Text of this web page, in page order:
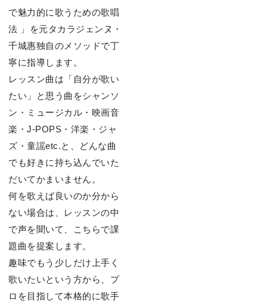
で魅力的に歌うための歌唱
法 」を元タカラジェンヌ・
千城惠独自のメソッドで丁
寧に指導します。
レッスン曲は「自分が歌い
たい」と思う曲をシャンソ
ン・ミュージカル・映画音
楽・J-POPS・洋楽・ジャ
ズ・童謡etc.と、どんな曲
でも好きに持ち込んでいた
だいてかまいません。
何を歌えば良いのか分から
ない場合は、レッスンの中
で声を聞いて、こちらで課
題曲を提案します。
趣味でもう少しだけ上手く
歌いたいという方から、プ
ロを目指して本格的に歌手